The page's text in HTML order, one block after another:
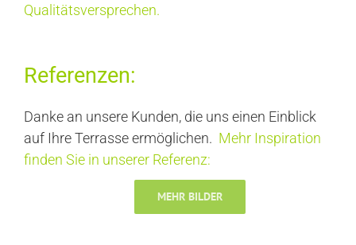
Qualitätsversprechen.
Referenzen:
Danke an unsere Kunden, die uns einen Einblick
auf Ihre Terrasse ermöglichen. Mehr Inspiration
finden Sie in unserer Referenz:
MEHR BILDER